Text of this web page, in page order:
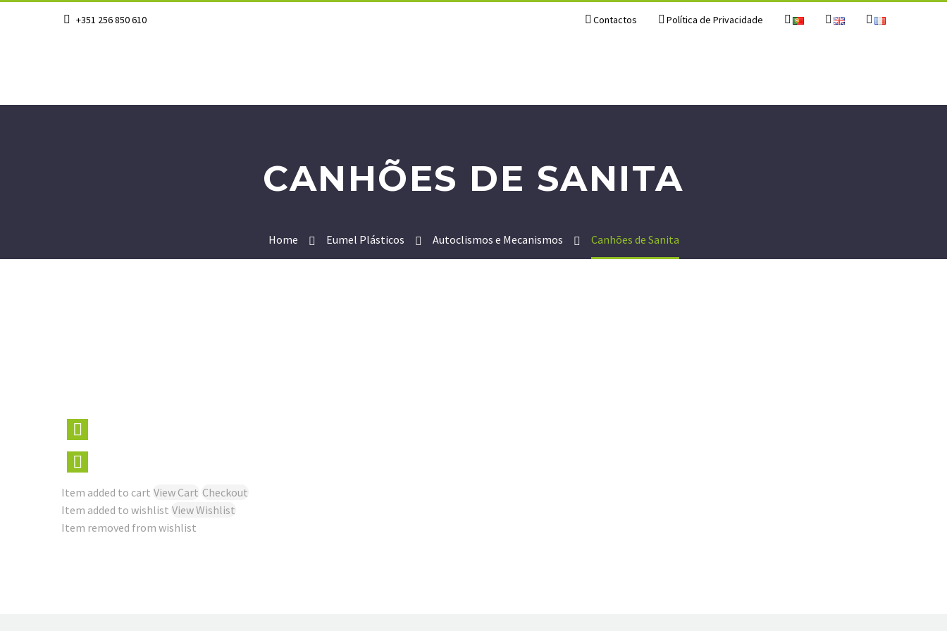
+351 256 850 610 Contactos Política de Privacidade
CANHÕES DE SANITA
Home Eumel Plásticos Autoclismos e Mecanismos Canhões de Sanita
Item added to cart View Cart Checkout
Item added to wishlist View Wishlist
Item removed from wishlist